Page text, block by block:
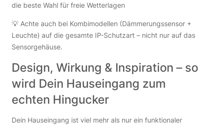
die beste Wahl für freie Wetterlagen
💡 Achte auch bei Kombimodellen (Dämmerungssensor +
Leuchte) auf die gesamte IP-Schutzart – nicht nur auf das
Sensorgehäuse.
Design, Wirkung & Inspiration – so
wird Dein Hauseingang zum
echten Hingucker
Dein Hauseingang ist viel mehr als nur ein funktionaler